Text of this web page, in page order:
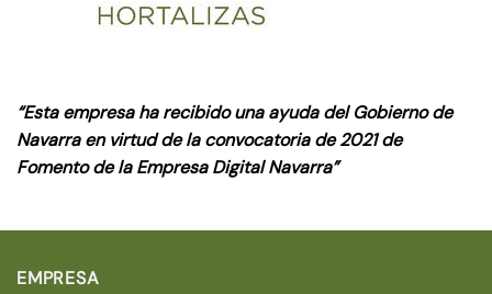
“Esta empresa ha recibido una ayuda del Gobierno de
Navarra en virtud de la convocatoria de 2021 de
Fomento de la Empresa Digital Navarra”
EMPRESA